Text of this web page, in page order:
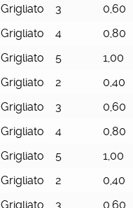
Grigliato 3 0,60
Grigliato 4 0,80
Grigliato 5 1,00
Grigliato 2 0,40
Grigliato 3 0,60
Grigliato 4 0,80
Grigliato 5 1,00
Grigliato 2 0,40
Grigliato 3 0,60